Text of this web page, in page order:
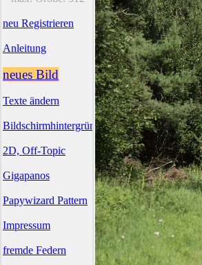
neu Registrieren
Anleitung
neues Bild
Texte ändern
Bildschirmhintergründe
2D, Off-Topic
Gigapanos
Papywizard Pattern
Impressum
fremde Federn